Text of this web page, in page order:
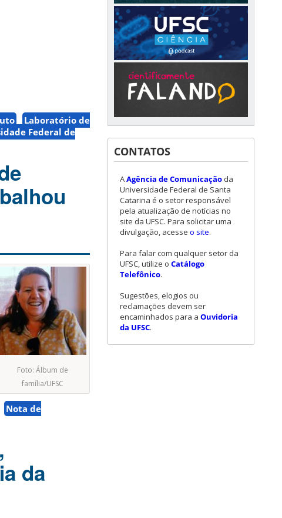
Laboratório de
Federal de
Foto: Álbum de
família/UFSC
Nota de
da
CONTATOS
AAgência de Comunicação da
Universidade Federal de Santa
Catarina é o setor responsável
pela atualização de notícias no
site da UFSC. Para solicitar uma
divulgação, acesse o site.
Para falar com qualquer setor da
UFSC, utilize o Catálogo
Telefônico.
Sugestões, elogios ou
reclamações devem ser
encaminhados para a Ouvidoria
da UFSC.